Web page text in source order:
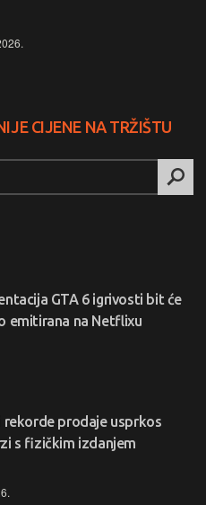
CIJENE NA TRŽIŠTU
GTA 6 igrivosti bit će
emitirana na Netflixu
rekorde prodaje usprkos
s fizičkim izdanjem